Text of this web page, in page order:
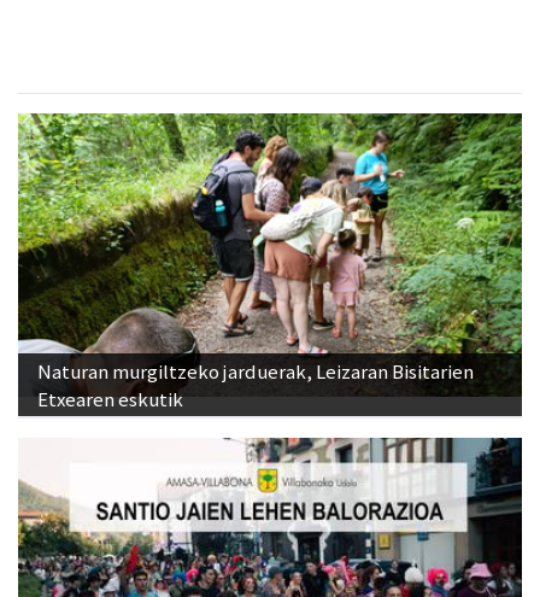
Naturan murgiltzeko jarduerak, Leizaran Bisitarien
Etxearen eskutik